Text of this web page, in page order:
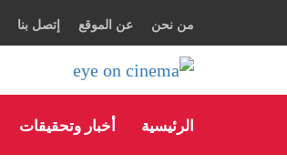
من نحن عن الموقع إتصل بنا
الرئيسية أخبار وتحقيقات